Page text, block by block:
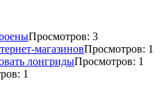
Просмотров: 3
магазиновПросмотров: 1
лонгридыПросмотров: 1
1